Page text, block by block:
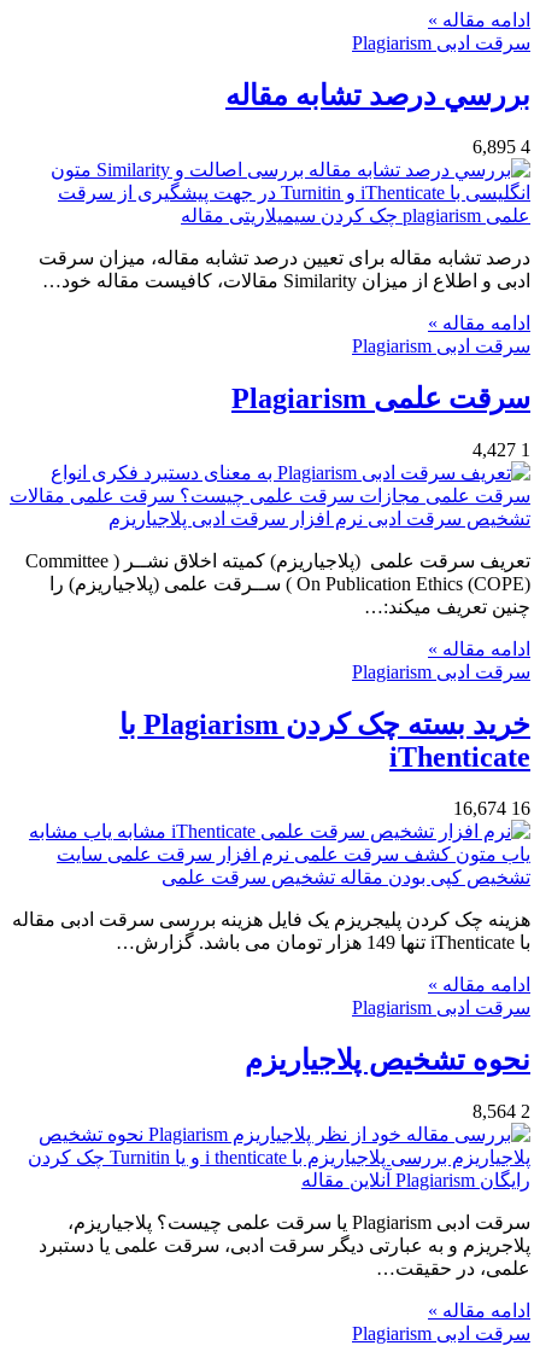
ادامه مقاله »
سرقت ادبی Plagiarism
بررسي درصد تشابه مقاله
4
درصد تشابه مقاله برای تعیین درصد تشابه مقاله، میزان سرقت
ادبی و اطلاع از میزان Similarity مقالات، کافیست مقاله خود…
ادامه مقاله »
سرقت ادبی Plagiarism
سرقت علمی Plagiarism
1
تعریف سرقت علمی (پلاجیاریزم) کمیته اخلاق نشــر ( Committee
On Publication Ethics (COPE) ) ســرقت علمی (پلاجیاریزم) را
چنین تعریف میکند:…
ادامه مقاله »
سرقت ادبی Plagiarism
خرید بسته چک کردن Plagiarism با
iThenticate
16
هزینه چک کردن پلیجریزم یک فایل هزینه بررسی سرقت ادبی مقاله
با iThenticate تنها 149 هزار تومان می باشد. گزارش…
ادامه مقاله »
سرقت ادبی Plagiarism
نحوه تشخیص پلاجیاریزم
2
سرقت ادبی Plagiarism یا سرقت علمی چیست؟ پلاجیاریزم،
پلاجریزم و به عبارتی دیگر سرقت ادبی، سرقت علمی یا دستبرد
علمی، در حقیقت…
ادامه مقاله »
سرقت ادبی Plagiarism